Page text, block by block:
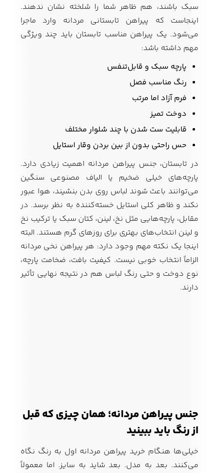
سبک باشند، هم ظاهر شما را شلخته نشان ندهند.
اینجاست که پیراهن تابستانی مردانه وارد ماجرا
می‌شود. یک پیراهن مناسب تابستان باید چند ویژگی
مهم داشته باشد:
پارچه سبک و قابل‌تنفس
رنگ مناسب فصل
فرم آزاد اما مرتب
دوخت تمیز
قابلیت ست شدن با چند شلوار مختلف
حس راحتی بدون از بین بردن وقار استایل
در تابستان، جنس پیراهن مردانه اهمیت زیادی دارد.
پارچه‌های خیلی ضخیم یا الیاف مصنوعی سنگین
می‌توانند باعث شوند لباس روی بدن بنشیند، هوا عبور
نکند و ظاهر کلی استایل خسته‌کننده به نظر برسد. در
مقابل، پارچه‌هایی مثل نخ، لینن، کتان سبک یا ترکیب نخ
و لینن انتخاب‌های بهتری برای روزهای گرم هستند. البته
اینجا یک نکته مهم وجود دارد: هر پیراهن نخی مردانه
الزاماً انتخاب خوبی نیست. کیفیت بافت، ضخامت پارچه،
نوع دوخت و حتی رنگ لباس هم در نتیجه نهایی تأثیر
دارند.
جنس پیراهن مردانه؛ همان چیزی که قبل
از رنگ باید ببینید
خیلی‌ها هنگام خرید پیراهن مردانه اول به رنگ نگاه
می‌کنند. بعد به مدل. بعد شاید به سایز. اما معمولاً